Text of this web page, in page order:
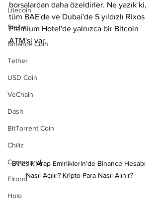
Litecoin
Stellar
Binance Coin
Tether
USD Coin
VeChain
Dash
BitTorrent Coin
Chiliz
Compound
Elrond
Holo
borsalardan daha özeldirler. Ne yazık ki,
tüm BAE'de ve Dubai'de 5 yıldızlı Rixos
Premium Hotel'de yalnızca bir Bitcoin
ATM'si var.
Birleşik Arap Emirliklerin'de Binance Hesabı
Nasıl Açılır? Kripto Para Nasıl Alınır?